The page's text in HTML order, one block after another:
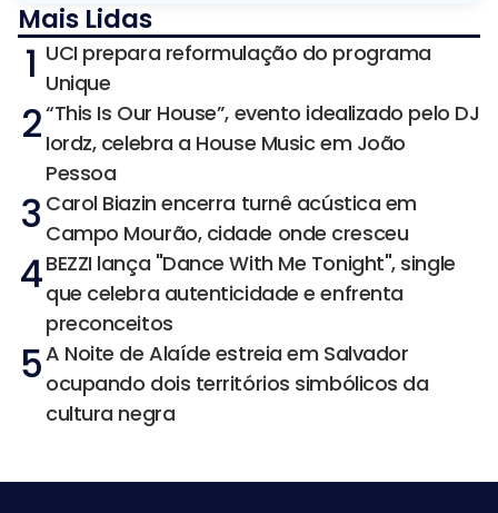
Mais Lidas
1 UCI prepara reformulação do programa
Unique
2“This Is Our House”, evento idealizado pelo DJ
Iordz, celebra a House Music em João
Pessoa
3 Carol Biazin encerra turnê acústica em
Campo Mourão, cidade onde cresceu
4BEZZI lança "Dance With Me Tonight", single
que celebra autenticidade e enfrenta
preconceitos
5A Noite de Alaíde estreia em Salvador
ocupando dois territórios simbólicos da
cultura negra